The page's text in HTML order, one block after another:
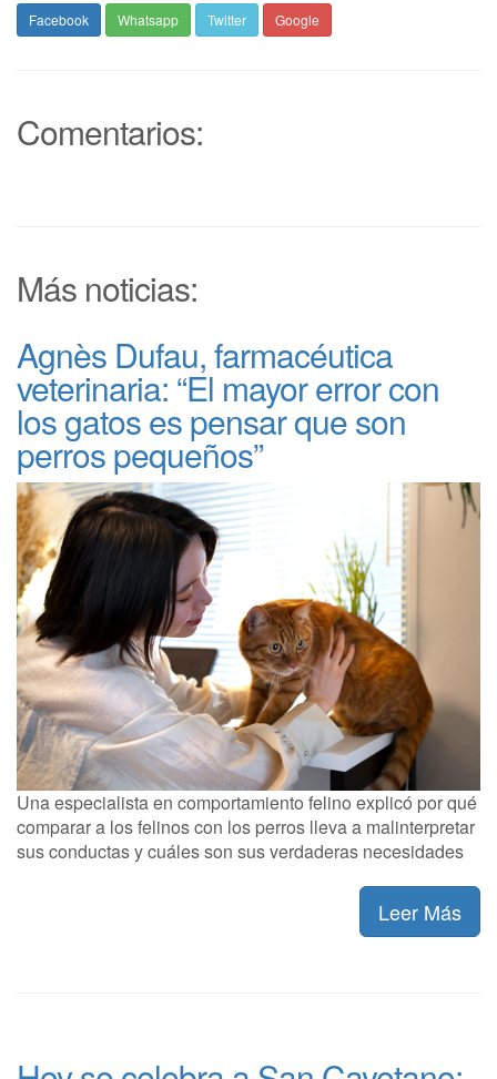
Facebook Whatsapp Twitter Google
Comentarios:
Más noticias:
Agnès Dufau, farmacéutica
veterinaria: “El mayor error con
los gatos es pensar que son
perros pequeños”
Una especialista en comportamiento felino explicó por qué
comparar a los felinos con los perros lleva a malinterpretar
sus conductas y cuáles son sus verdaderas necesidades
Leer Más